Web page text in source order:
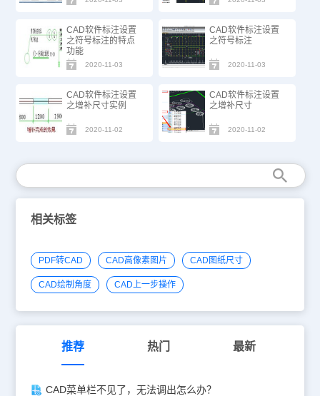
CAD软件标注设置
之符号标注的特点
功能
2020-11-03
CAD软件标注设置
之符号标注
2020-11-03
CAD软件标注设置
之增补尺寸实例
2020-11-02
CAD软件标注设置
之增补尺寸
2020-11-02
相关标签
PDF转CAD CAD高像素图片 CAD图纸尺寸
CAD绘制角度 CAD上一步操作
推荐 热门 最新
CAD菜单栏不见了，无法调出怎么办？